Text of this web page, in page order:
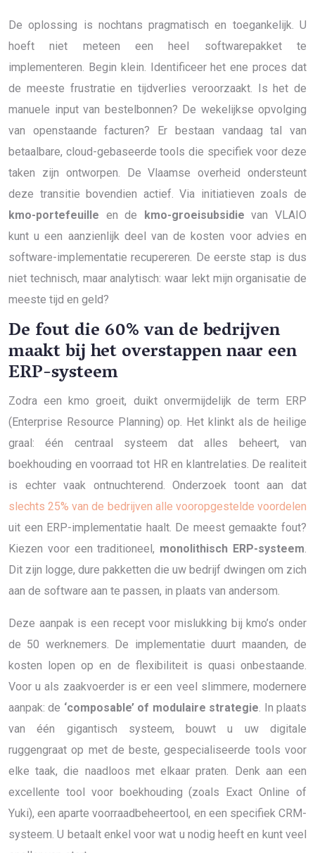
De oplossing is nochtans pragmatisch en toegankelijk. U
hoeft niet meteen een heel softwarepakket te
implementeren. Begin klein. Identificeer het ene proces dat
de meeste frustratie en tijdverlies veroorzaakt. Is het de
manuele input van bestelbonnen? De wekelijkse opvolging
van openstaande facturen? Er bestaan vandaag tal van
betaalbare, cloud-gebaseerde tools die specifiek voor deze
taken zijn ontworpen. De Vlaamse overheid ondersteunt
deze transitie bovendien actief. Via initiatieven zoals de
kmo-portefeuille en de kmo-groeisubsidie van VLAIO
kunt u een aanzienlijk deel van de kosten voor advies en
software-implementatie recupereren. De eerste stap is dus
niet technisch, maar analytisch: waar lekt mijn organisatie de
meeste tijd en geld?
De fout die 60% van de bedrijven
maakt bij het overstappen naar een
ERP-systeem
Zodra een kmo groeit, duikt onvermijdelijk de term ERP
(Enterprise Resource Planning) op. Het klinkt als de heilige
graal: één centraal systeem dat alles beheert, van
boekhouding en voorraad tot HR en klantrelaties. De realiteit
is echter vaak ontnuchterend. Onderzoek toont aan dat
slechts 25% van de bedrijven alle vooropgestelde voordelen
uit een ERP-implementatie haalt. De meest gemaakte fout?
Kiezen voor een traditioneel, monolithisch ERP-systeem.
Dit zijn logge, dure pakketten die uw bedrijf dwingen om zich
aan de software aan te passen, in plaats van andersom.
Deze aanpak is een recept voor mislukking bij kmo’s onder
de 50 werknemers. De implementatie duurt maanden, de
kosten lopen op en de flexibiliteit is quasi onbestaande.
Voor u als zaakvoerder is er een veel slimmere, modernere
aanpak: de ‘composable’ of modulaire strategie. In plaats
van één gigantisch systeem, bouwt u uw digitale
ruggengraat op met de beste, gespecialiseerde tools voor
elke taak, die naadloos met elkaar praten. Denk aan een
excellente tool voor boekhouding (zoals Exact Online of
Yuki), een aparte voorraadbeheertool, en een specifiek CRM-
systeem. U betaalt enkel voor wat u nodig heeft en kunt veel